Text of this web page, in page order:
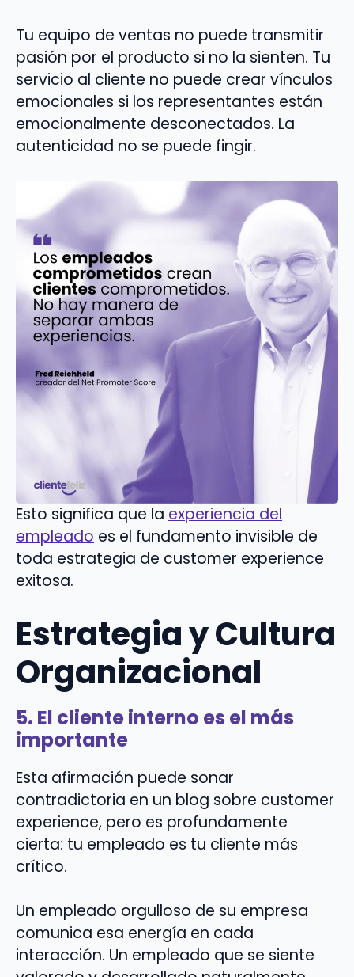
Tu equipo de ventas no puede transmitir
pasión por el producto si no la sienten. Tu
servicio al cliente no puede crear vínculos
emocionales si los representantes están
emocionalmente desconectados. La
autenticidad no se puede fingir.
Esto significa que la experiencia del
empleado es el fundamento invisible de
toda estrategia de customer experience
exitosa.
Estrategia y Cultura
Organizacional
5. El cliente interno es el más
importante
Esta afirmación puede sonar
contradictoria en un blog sobre customer
experience, pero es profundamente
cierta: tu empleado es tu cliente más
crítico.
Un empleado orgulloso de su empresa
comunica esa energía en cada
interacción. Un empleado que se siente